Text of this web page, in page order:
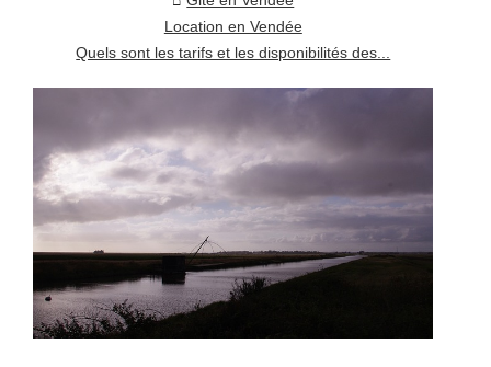
Location en Vendée
Quels sont les tarifs et les disponibilités des...